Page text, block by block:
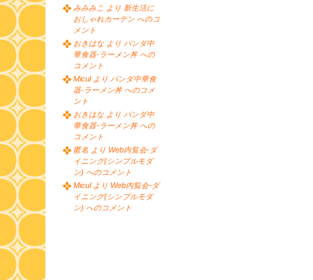
みみみこ より 新生活に
おしゃれカーテン へのコ
メント
おきはな より パンダ中
華食器-ラーメン丼 への
コメント
Micul より パンダ中華食
器-ラーメン丼 へのコメ
ント
おきはな より パンダ中
華食器-ラーメン丼 への
コメント
匿名 より Web内覧会-ダ
イニング(シンプルモダ
ン) へのコメント
Micul より Web内覧会-ダ
イニング(シンプルモダ
ン) へのコメント